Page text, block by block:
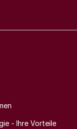
- Ihre Vorteile